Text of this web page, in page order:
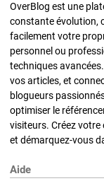
OverBlog est une
constante évolution,
facilement votre
personnel ou
techniques
vos articles, et
blogueurs
optimiser le
visiteurs. Créez votre
et démarquez-vous
Aide